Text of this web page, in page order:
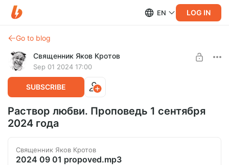
EN LOG IN
Go to blog
Священник Яков Кротов
Sep 01 2024 17:00
SUBSCRIBE
Раствор любви. Проповедь 1 сентября
2024 года
Священник Яков Кротов
2024 09 01 propoved.mp3